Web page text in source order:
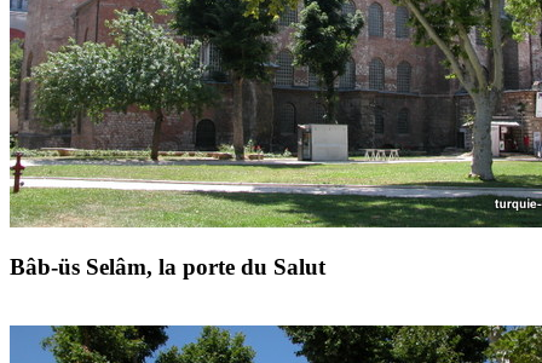
Bâb-üs Selâm, la porte du Salut